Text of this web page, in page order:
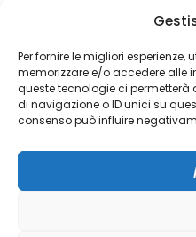
Per fornire le migliori
memorizzare e/o accedere alle
queste tecnologie ci
di navigazione o ID unici su
consenso può influire